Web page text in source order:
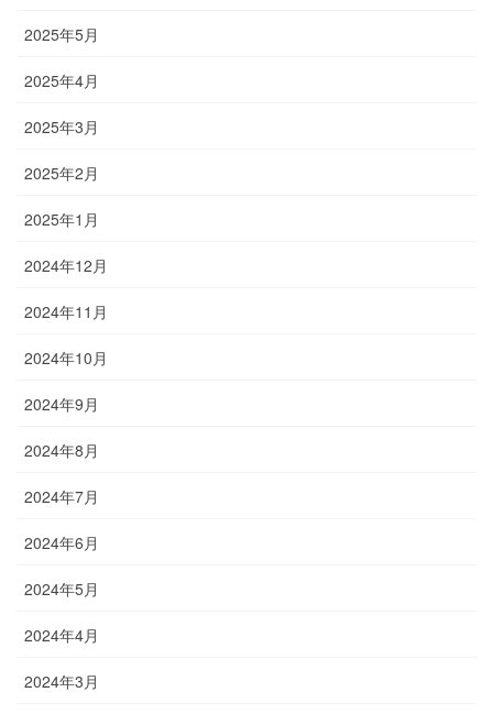
2025年5月
2025年4月
2025年3月
2025年2月
2025年1月
2024年12月
2024年11月
2024年10月
2024年9月
2024年8月
2024年7月
2024年6月
2024年5月
2024年4月
2024年3月